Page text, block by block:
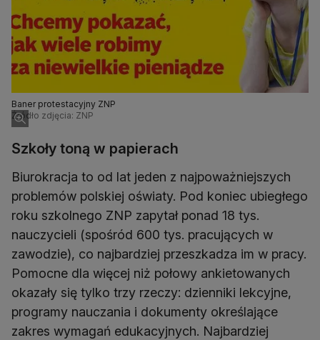
Baner protestacyjny ZNP
Źródło zdjęcia: ZNP
Szkoły toną w papierach
Biurokracja to od lat jeden z najpoważniejszych
problemów polskiej oświaty. Pod koniec ubiegłego
roku szkolnego ZNP zapytał ponad 18 tys.
nauczycieli (spośród 600 tys. pracujących w
zawodzie), co najbardziej przeszkadza im w pracy.
Pomocne dla więcej niż połowy ankietowanych
okazały się tylko trzy rzeczy: dzienniki lekcyjne,
programy nauczania i dokumenty określające
zakres wymagań edukacyjnych. Najbardziej